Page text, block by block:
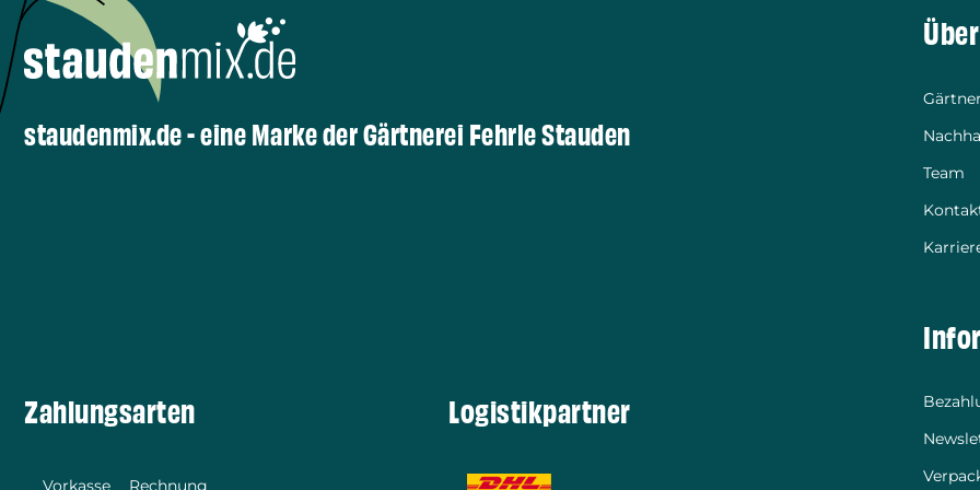
staudenmix.de - eine Marke der Gärtnerei Fehrle Stauden
Zahlungsarten
Vorkasse Rechnung
Logistikpartner
Team